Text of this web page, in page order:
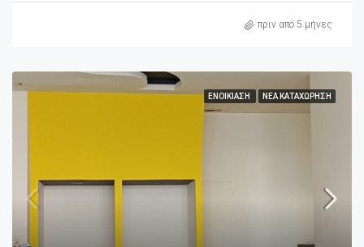
πριν από 5 μήνες
ΕΝΟΙΚΊΑΣΗ ΝΈΑ ΚΑΤΑΧΏΡΗΣΗ